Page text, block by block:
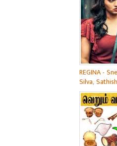
REGINA -
Silva,